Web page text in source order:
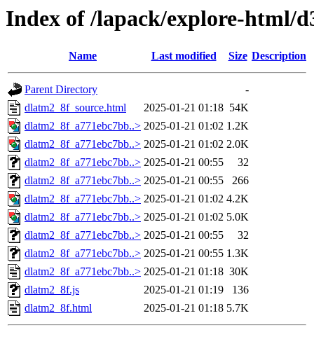
Index of /lapack/explore-html/
Name Last modified Size Description
Parent Directory
-
dlatm2_8f_source.html
2025-01-21 01:18 54K
dlatm2_8f_a771ebc7bb..> 2025-01-21 01:02 1.2K
dlatm2_8f_a771ebc7bb..> 2025-01-21 01:02 2.0K
dlatm2_8f_a771ebc7bb..> 2025-01-21 00:55
32
dlatm2_8f_a771ebc7bb..> 2025-01-21 00:55
266
dlatm2_8f_a771ebc7bb..> 2025-01-21 01:02 4.2K
dlatm2_8f_a771ebc7bb..> 2025-01-21 01:02 5.0K
dlatm2_8f_a771ebc7bb..> 2025-01-21 00:55
32
dlatm2_8f_a771ebc7bb..> 2025-01-21 00:55 1.3K
dlatm2_8f_a771ebc7bb..> 2025-01-21 01:18 30K
dlatm2_8f.js
2025-01-21 01:19
136
dlatm2_8f.html
2025-01-21 01:18 5.7K